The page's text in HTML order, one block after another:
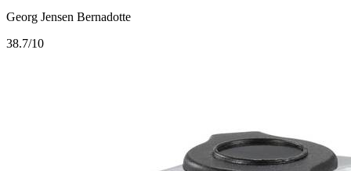
Georg Jensen Bernadotte
38.7/10